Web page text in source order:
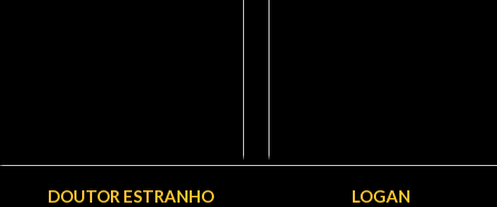
DOUTOR ESTRANHO LOGAN